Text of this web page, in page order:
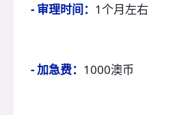
- 审理时间： 1个月左右
- 加急费： 1000澳币